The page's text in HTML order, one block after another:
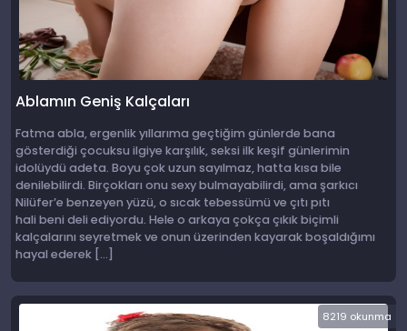
Ablamın Geniş Kalçaları
Fatma abla, ergenlik yıllarıma geçtiğim günlerde bana
gösterdiği çocuksu ilgiye karşılık, seksi ilk keşif günlerimin
idolüydü adeta. Boyu çok uzun sayılmaz, hatta kısa bile
denilebilirdi. Birçokları onu sexy bulmayabilirdi, ama şarkıcı
Nilüfer’e benzeyen yüzü, o sıcak tebessümü ve çıtı pıtı
hali beni deli ediyordu. Hele o arkaya çokça çıkık biçimli
kalçalarını seyretmek ve onun üzerinden kayarak boşaldığımı
hayal ederek […]
8219 okunma